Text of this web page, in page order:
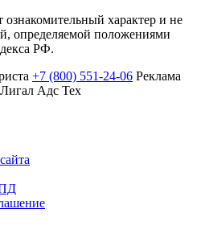
характер и не
определяемой положениями
РФ.
+7 (800) 551-24-06 Реклама
Адс Тех
ПД